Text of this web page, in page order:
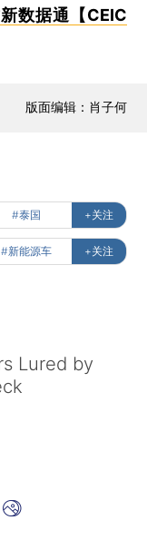
数据通【CEIC
版面编辑：肖子何
#泰国 +关注
#新能源车 +关注
Lured by